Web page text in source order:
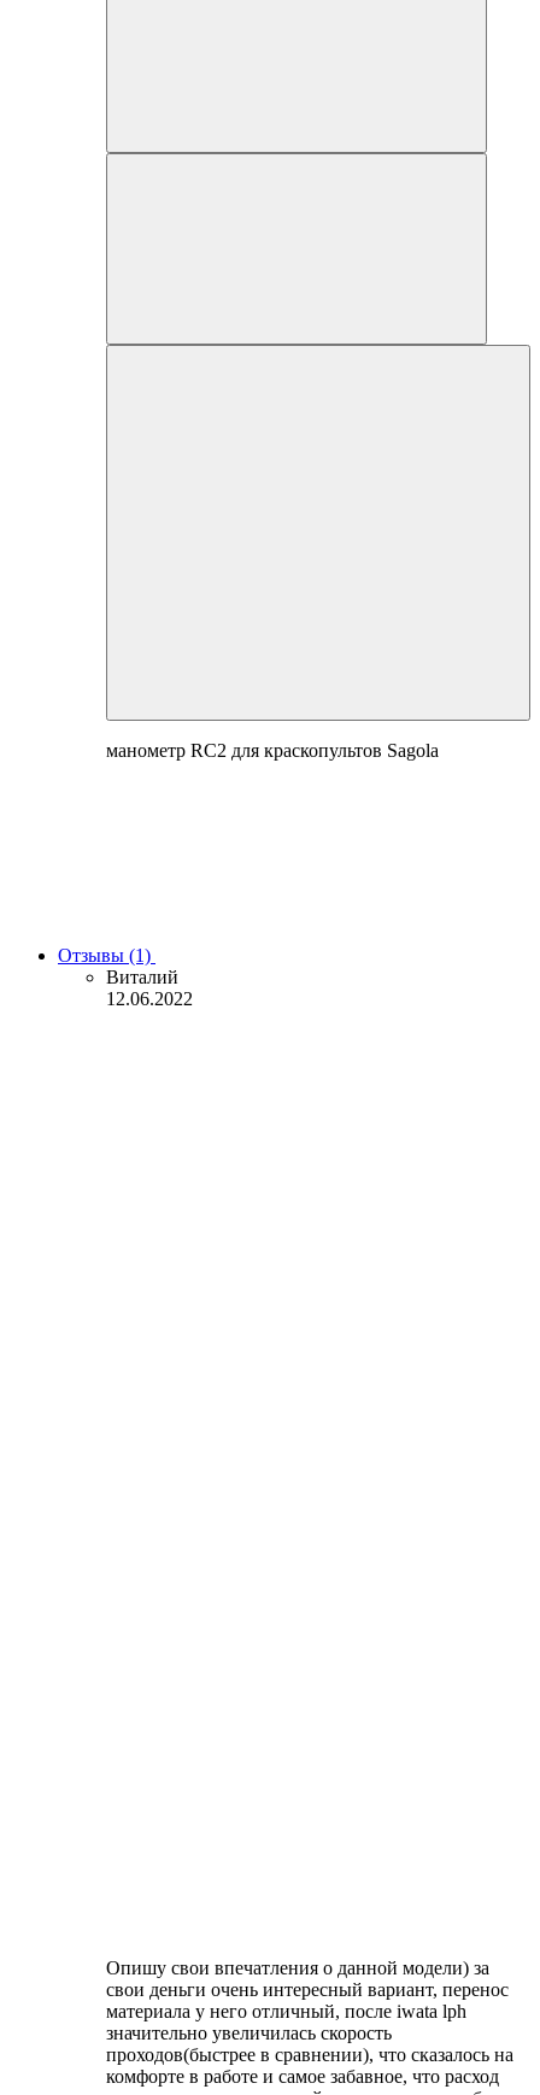
манометр RC2 для краскопультов Sagola
Отзывы (1)
Виталий
12.06.2022
Опишу свои впечатления о данной модели) за
свои деньги очень интересный вариант, перенос
материала у него отличный, после iwata lph
значительно увеличилась скорость
проходов(быстрее в сравнении), что сказалось на
комфорте в работе и самое забавное, что расход